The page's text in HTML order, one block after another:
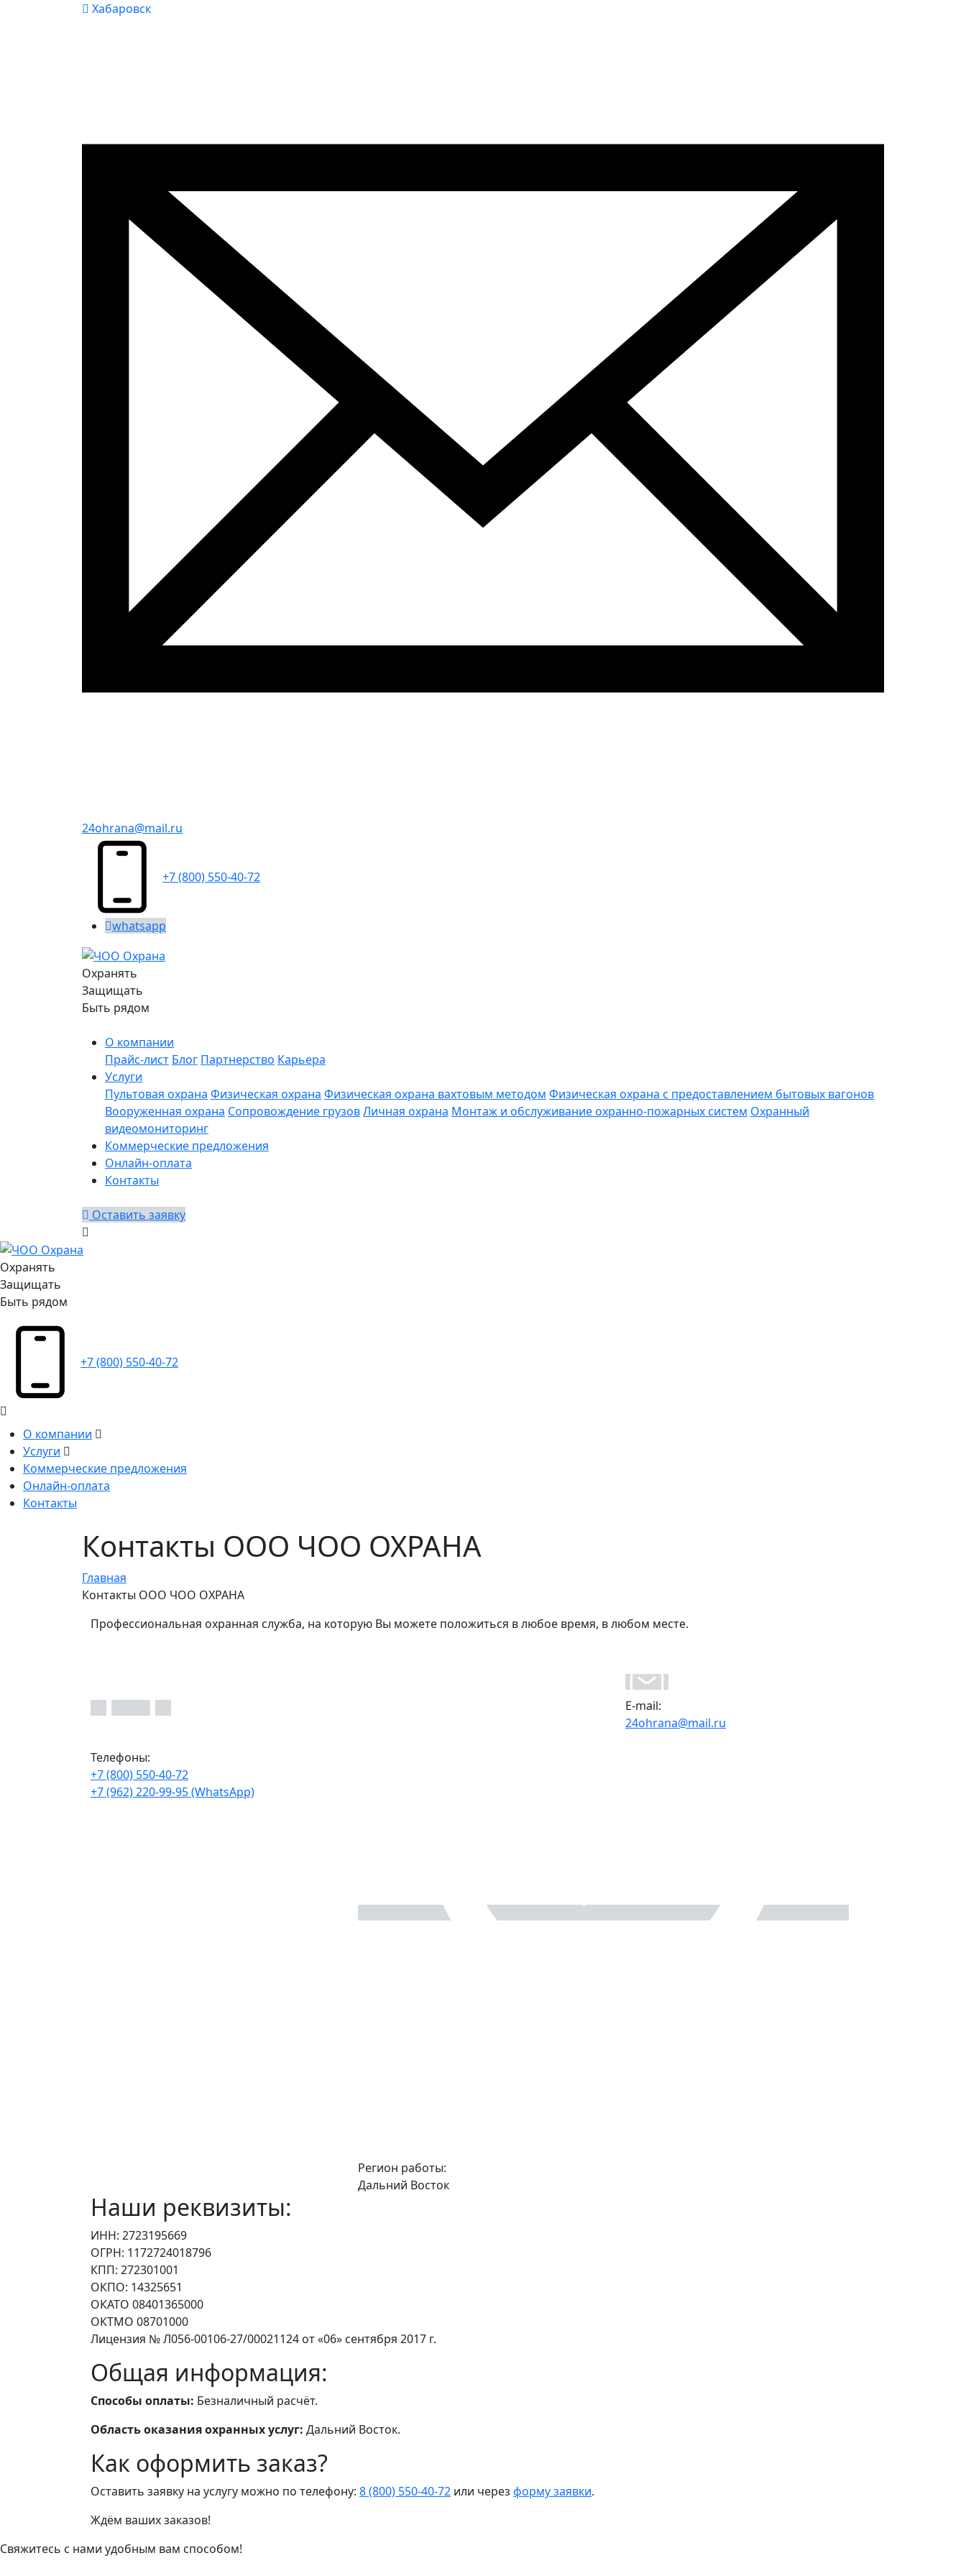
Хабаровск
24ohrana@mail.ru
+7 (800) 550-40-72
whatsapp
Охранять
Защищать
Быть рядом
О компании
Прайс-лист Блог Партнерство Карьера
Услуги
Пультовая охрана Физическая охрана Физическая охрана вахтовым методом Физическая охрана с предоставлением бытовых вагонов
Вооруженная охрана Сопровождение грузовЛичная охрана Монтаж и обслуживание охранно-пожарных систем Охранный
видеомониторинг
Коммерческие предложения
Онлайн-оплата
Контакты
Оставить заявку
Охранять
Защищать
Быть рядом
+7 (800) 550-40-72
О компании
Услуги
Коммерческие предложения
Онлайн-оплата
Контакты
Контакты ООО ЧОО ОХРАНА
Главная
Контакты ООО ЧОО ОХРАНА
Профессиональная охранная служба, на которую Вы можете положиться в любое время, в любом месте.
Телефоны:
+7 (800) 550-40-72
+7 (962) 220-99-95 (WhatsApp)
Регион работы:
Дальний Восток
E-mail:
24ohrana@mail.ru
Наши реквизиты:
ИНН: 2723195669
ОГРН: 1172724018796
КПП: 272301001
ОКПО: 14325651
ОКАТО 08401365000
ОКТМО 08701000
Лицензия № Л056-00106-27/00021124 от «06» сентября 2017 г.
Общая информация:
Способы оплаты: Безналичный расчёт.
Область оказания охранных услуг: Дальний Восток.
Как оформить заказ?
Оставить заявку на услугу можно по телефону: 8 (800) 550-40-72 или через форму заявки.
Ждём ваших заказов!
Свяжитесь с нами удобным вам способом!